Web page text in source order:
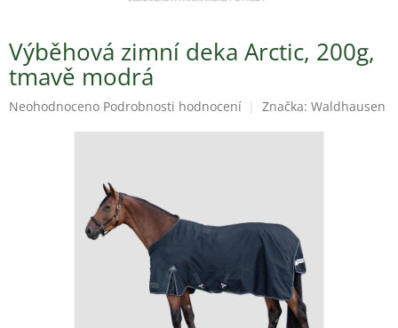
Výběhová zimní deka Arctic, 200g,
tmavě modrá
Průměrné
Neohodnoceno Podrobnosti hodnocení Značka: Waldhausen